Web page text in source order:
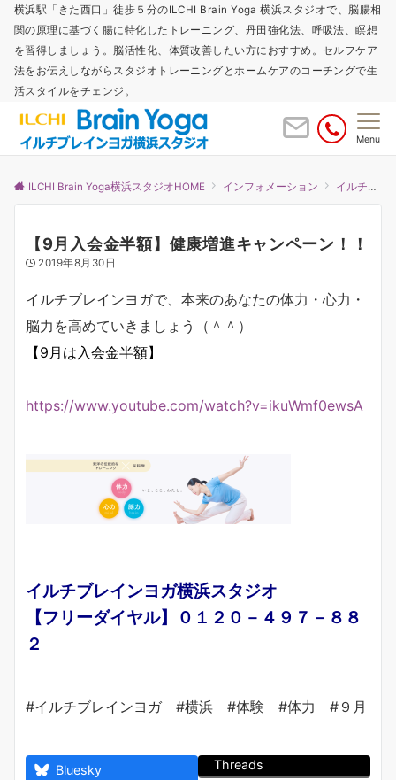
横浜駅「きた西口」徒歩５分のILCHI Brain Yoga 横浜スタジオで、脳腸相
関の原理に基づく腸に特化したトレーニング、丹田強化法、呼吸法、瞑想
を習得しましょう。脳活性化、体質改善したい方におすすめ。セルフケア
法をお伝えしながらスタジオトレーニングとホームケアのコーチングで生
活スタイルをチェンジ。
Menu
ILCHI Brain Yoga横浜スタジオHOME インフォメーション イルチブレインヨガ
【9月入会金半額】健康増進キャンペーン！！
2019年8月30日
イルチブレインヨガで、本来のあなたの体力・心力・
脳力を高めていきましょう（＾＾）
【9月は入会金半額】
https://www.youtube.com/watch?v=ikuWmf0ewsA
イルチブレインヨガ横浜スタジオ
【フリーダイヤル】０１２０－４９７－８８
２
#イルチブレインヨガ #横浜 #体験 #体力 #９月
Bluesky Threads